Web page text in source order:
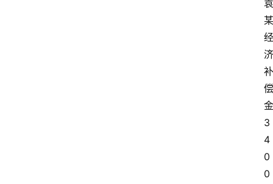
袁
某
经
济
补
偿
金
3
4
0
0